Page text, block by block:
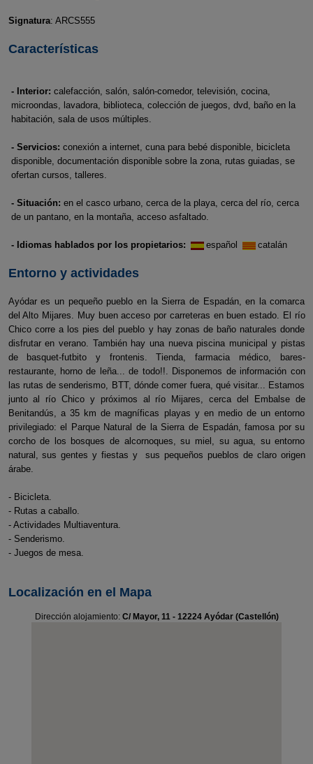
Signatura: ARCS555
Características
- Interior: calefacción, salón, salón-comedor, televisión, cocina,
microondas, lavadora, biblioteca, colección de juegos, dvd, baño en la
habitación, sala de usos múltiples.
- Servicios: conexión a internet, cuna para bebé disponible, bicicleta
disponible, documentación disponible sobre la zona, rutas guiadas, se
ofertan cursos, talleres.
- Situación: en el casco urbano, cerca de la playa, cerca del río, cerca
de un pantano, en la montaña, acceso asfaltado.
- Idiomas hablados por los propietarios: español catalán
Entorno y actividades
Ayódar es un pequeño pueblo en la Sierra de Espadán, en la comarca
del Alto Mijares. Muy buen acceso por carreteras en buen estado. El río
Chico corre a los pies del pueblo y hay zonas de baño naturales donde
disfrutar en verano. También hay una nueva piscina municipal y pistas
de basquet-futbito y frontenis. Tienda, farmacia médico, bares-
restaurante, horno de leña... de todo!!. Disponemos de información con
las rutas de senderismo, BTT, dónde comer fuera, qué visitar... Estamos
junto al río Chico y próximos al río Mijares, cerca del Embalse de
Benitandús, a 35 km de magníficas playas y en medio de un entorno
privilegiado: el Parque Natural de la Sierra de Espadán, famosa por su
corcho de los bosques de alcornoques, su miel, su agua, su entorno
natural, sus gentes y fiestas y sus pequeños pueblos de claro origen
árabe.
- Bicicleta.
- Rutas a caballo.
- Actividades Multiaventura.
- Senderismo.
- Juegos de mesa.
Localización en el Mapa
Dirección alojamiento: C/ Mayor, 11 - 12224 Ayódar (Castellón)